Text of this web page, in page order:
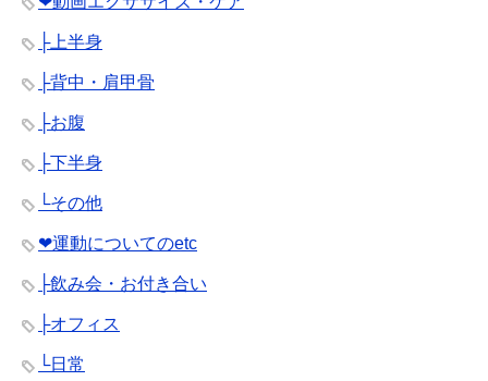
├上半身
├背中・肩甲骨
├お腹
├下半身
└その他
❤︎運動についてのetc
├飲み会・お付き合い
├オフィス
└日常